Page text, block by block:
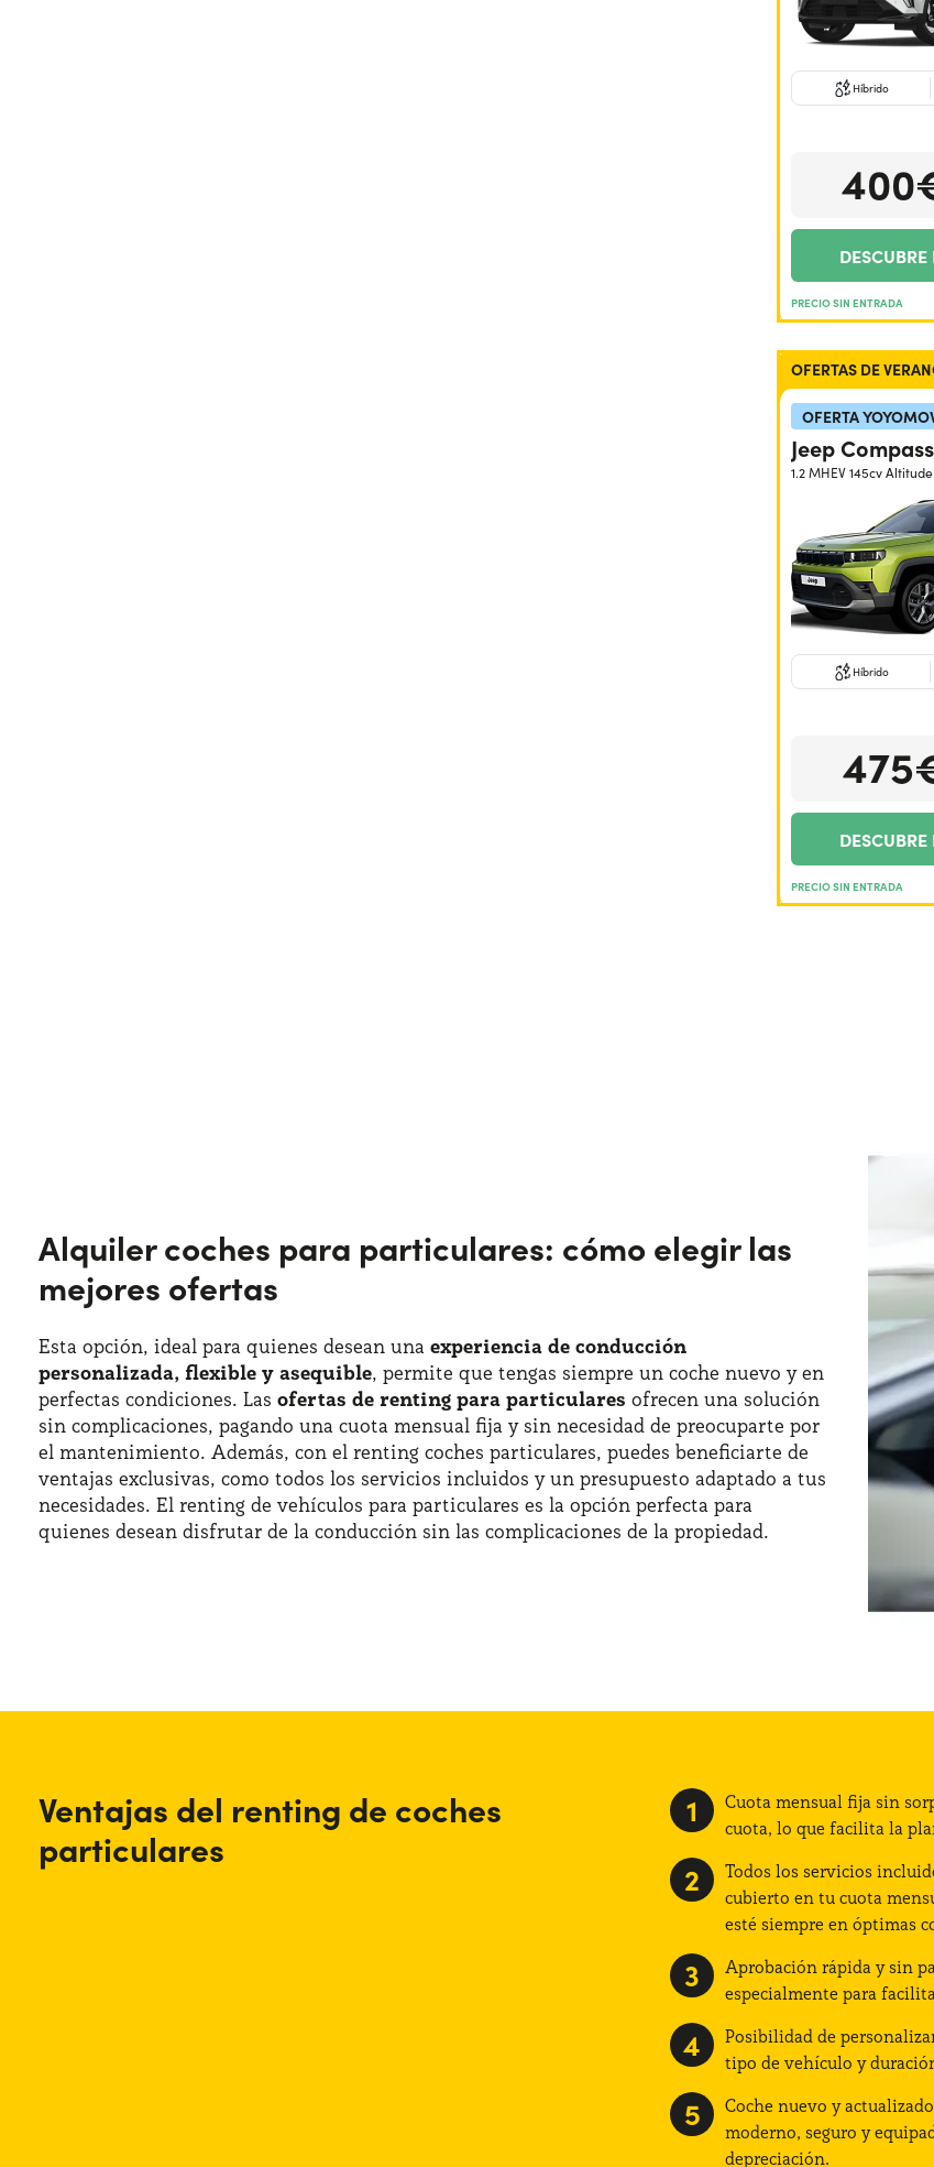
Híbrido
PRECIO SIN ENTRADA
OFERTAS DE
OFERTA
Jeep Compass
1.2 MHEV 145cv Altitude
Híbrido
PRECIO SIN ENTRADA
Alquiler coches para particulares: cómo elegir las
mejores ofertas
Esta opción, ideal para quienes desean una experiencia de conducción
personalizada, flexible y asequible, permite que tengas siempre un coche nuevo y en
perfectas condiciones. Las ofertas de renting para particulares ofrecen una solución
sin complicaciones, pagando una cuota mensual fija y sin necesidad de preocuparte por
el mantenimiento. Además, con el renting coches particulares, puedes beneficiarte de
ventajas exclusivas, como todos los servicios incluidos y un presupuesto adaptado a tus
necesidades. El renting de vehículos para particulares es la opción perfecta para
quienes desean disfrutar de la conducción sin las complicaciones de la propiedad.
Ventajas del renting de coches
particulares
Cuota mensual fija sin
cuota, lo que facilita la
Todos los servicios
cubierto en tu cuota
esté siempre en óptimas
Aprobación rápida y sin
especialmente para
Posibilidad de
tipo de vehículo y
Coche nuevo y
moderno, seguro y
depreciación.